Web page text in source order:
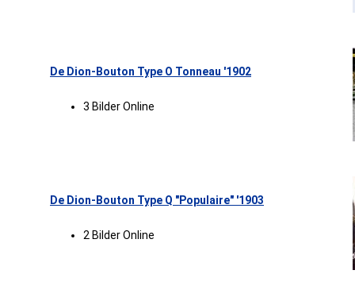
De Dion-Bouton Type O Tonneau '1902
3 Bilder Online
De Dion-Bouton Type Q "Populaire" '1903
2 Bilder Online